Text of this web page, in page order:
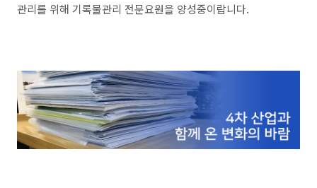
관리를 위해 기록물관리 전문요원을 양성중이랍니다.